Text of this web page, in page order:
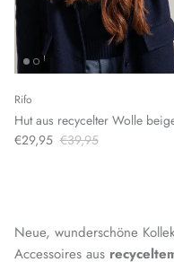
Rifo
Hut aus recycelter Wolle
€29,95 €39,95
Neue, wunderschöne
Accessoires aus